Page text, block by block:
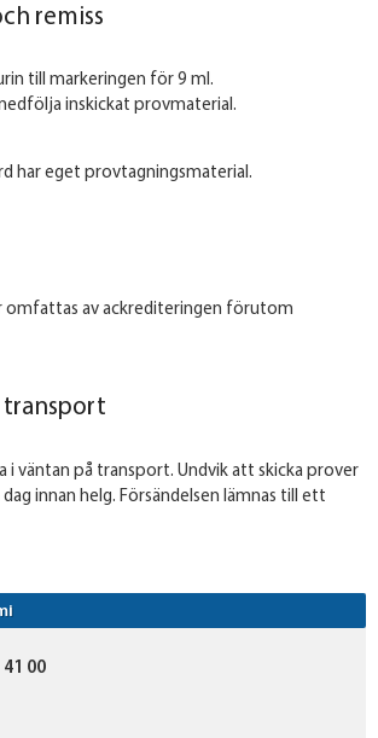
remiss
till markeringen för 9 ml.
inskickat provmaterial.
har eget provtagningsmaterial.
omfattas av ackrediteringen förutom
transport
i väntan på transport. Undvik att skicka prover
innan helg. Försändelsen lämnas till ett
00